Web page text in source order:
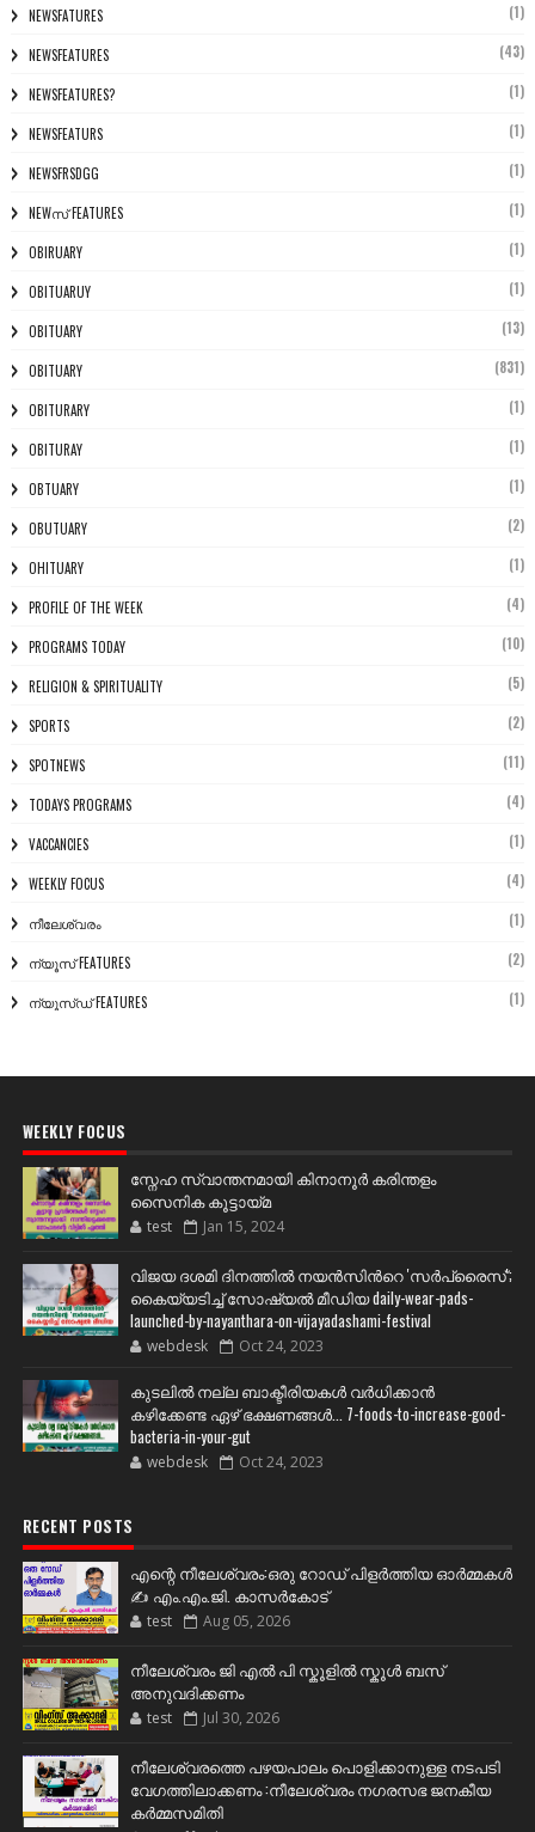
NEWSFATURES (1)
NEWSFEATURES (43)
NEWSFEATURES? (1)
NEWSFEATURS (1)
NEWSFRSDGG (1)
NEWസ് FEATURES (1)
OBIRUARY (1)
OBITUARUY (1)
OBITUARY (13)
OBITUARY (831)
OBITURARY (1)
OBITURAY (1)
OBTUARY (1)
OBUTUARY (2)
OHITUARY (1)
PROFILE OF THE WEEK (4)
PROGRAMS TODAY (10)
RELIGION & SPIRITUALITY (5)
SPORTS (2)
SPOTNEWS (11)
TODAYS PROGRAMS (4)
VACCANCIES (1)
WEEKLY FOCUS (4)
നീലേശ്വരം (1)
ന്യൂസ് FEATURES (2)
ന്യൂസ്ഡ് FEATURES (1)
WEEKLY FOCUS
സ്നേഹ സ്വാന്തനമായി കിനാനൂർ കരിന്തളം
സൈനിക കൂട്ടായ്മ
test Jan 15, 2024
വിജയ ദശമി ദിനത്തില്‍ നയന്‍സിന്‍റെ 'സര്‍പ്രൈസ്';
കൈയ്യടിച്ച് സോഷ്യല്‍ മീഡിയ daily-wear-pads-
launched-by-nayanthara-on-vijayadashami-festival
webdesk Oct 24, 2023
കുടലിൽ നല്ല ബാക്ടീരിയകൾ വര്‍ധിക്കാന്‍
കഴിക്കേണ്ട ഏഴ് ഭക്ഷണങ്ങള്‍... 7-foods-to-increase-good-
bacteria-in-your-gut
webdesk Oct 24, 2023
RECENT POSTS
എന്റെ നീലേശ്വരം:ഒരു റോഡ് പിളർത്തിയ ഓർമ്മകൾ
✍️ എം.എം.ജി. കാസർകോട്
test Aug 05, 2026
നീലേശ്വരം ജി എൽ പി സ്കൂളിൽ സ്കൂൾ ബസ്
അനുവദിക്കണം
test Jul 30, 2026
നീലേശ്വരത്തെ പഴയപാലം പൊളിക്കാനുള്ള നടപടി
വേഗത്തിലാക്കണം :നീലേശ്വരം നഗരസഭ ജനകീയ
കർമ്മസമിതി